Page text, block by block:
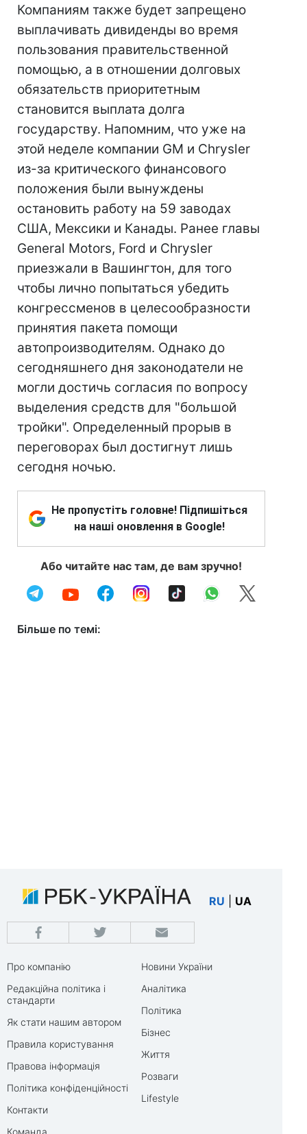
Компаниям также будет запрещено
выплачивать дивиденды во время
пользования правительственной
помощью, а в отношении долговых
обязательств приоритетным
становится выплата долга
государству. Напомним, что уже на
этой неделе компании GM и Chrysler
из-за критического финансового
положения были вынуждены
остановить работу на 59 заводах
США, Мексики и Канады. Ранее главы
General Motors, Ford и Chrysler
приезжали в Вашингтон, для того
чтобы лично попытаться убедить
конгрессменов в целесообразности
принятия пакета помощи
автопроизводителям. Однако до
сегодняшнего дня законодатели не
могли достичь согласия по вопросу
выделения средств для "большой
тройки". Определенный прорыв в
переговорах был достигнут лишь
сегодня ночью.
Не пропустіть головне! Підпишіться
на наші оновлення в Google!
Або читайте нас там, де вам зручно!
Більше по темі:
RU UA
Про компанію
Редакційна політика і
стандарти
Як стати нашим автором
Правила користування
Правова інформація
Політика конфіденційності
Контакти
Команда
Новини України
Аналітика
Політика
Бізнес
Життя
Розваги
Lifestyle